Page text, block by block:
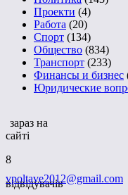
Проекти (4)
Работа (20)
Спорт (134)
Общество (834)
Транспорт (233)
Финансы и бизнес
Юридические
зараз на
сайті
8
відвідувачів
vpoltave2012@gmail.com